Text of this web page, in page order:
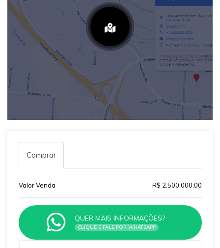
Comprar
Valor Venda R$ 2.500.000,00
QUER MAIS INFORMAÇÕES?
CLIQUE E FALE POR WHATSAPP